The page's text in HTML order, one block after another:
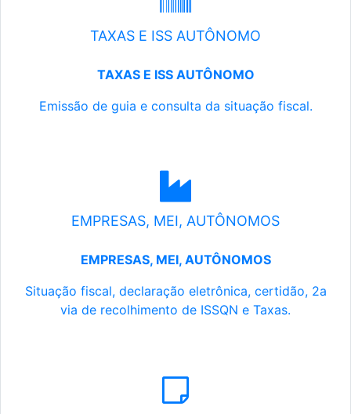
TAXAS E ISS AUTÔNOMO
TAXAS E ISS AUTÔNOMO
Emissão de guia e consulta da situação fiscal.
EMPRESAS, MEI, AUTÔNOMOS
EMPRESAS, MEI, AUTÔNOMOS
Situação fiscal, declaração eletrônica, certidão, 2a
via de recolhimento de ISSQN e Taxas.